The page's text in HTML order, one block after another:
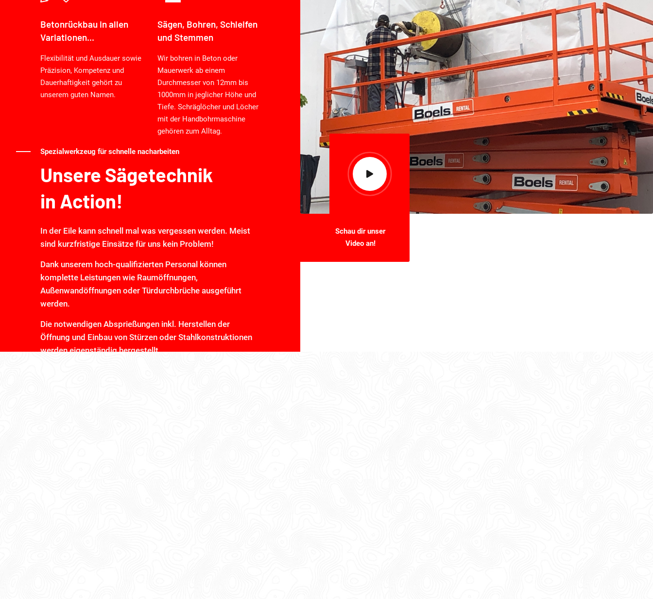
Betonrückbau in allen
Variationen...
Flexibilität und Ausdauer sowie
Präzision, Kompetenz und
Dauerhaftigkeit gehört zu
unserem guten Namen.
Sägen, Bohren, Schleifen
und Stemmen
Wir bohren in Beton oder
Mauerwerk ab einem
Durchmesser von 12mm bis
1000mm in jeglicher Höhe und
Tiefe. Schräglöcher und Löcher
mit der Handbohrmaschine
gehören zum Alltag.
Spezialwerkzeug für schnelle nacharbeiten
Unsere Sägetechnik
in Action!
In der Eile kann schnell mal was vergessen werden. Meist
sind kurzfristige Einsätze für uns kein Problem!
Dank unserem hoch-qualifizierten Personal können
komplette Leistungen wie Raumöffnungen,
Außenwandöffnungen oder Türdurchbrüche ausgeführt
werden.
Die notwendigen Absprießungen inkl. Herstellen der
Öffnung und Einbau von Stürzen oder Stahlkonstruktionen
werden eigenständig hergestellt.
Schau dir unser
Video an!